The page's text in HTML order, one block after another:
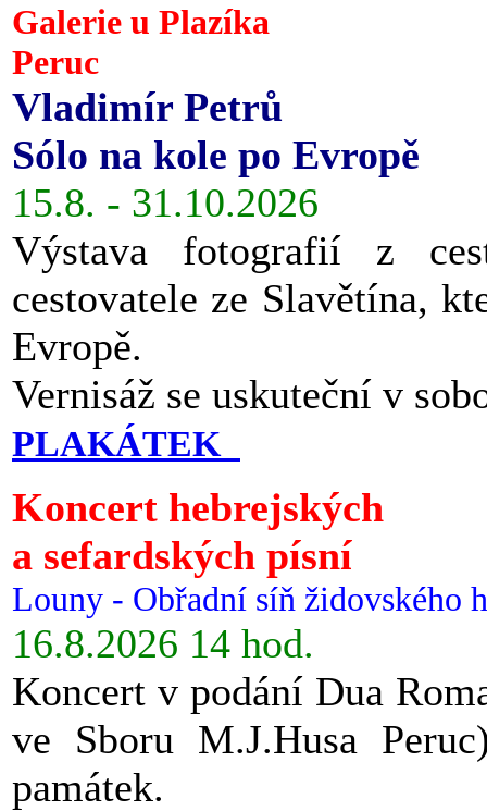
Galerie u Plazíka
Peruc
Vladimír Petrů
Sólo na kole po Evropě
15.8. - 31.10.2026
Výstava fotografií z
cestovatele ze Slavětína,
Evropě.
Vernisáž se uskuteční v
PLAKÁTEK
Koncert hebrejských
a sefardských písní
Louny - Obřadní síň židovského
16.8.2026 14 hod.
Koncert v podání Dua
ve Sboru M.J.Husa
památek.